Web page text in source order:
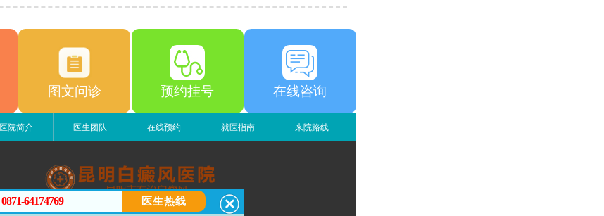
图文问诊 预约挂号 在线咨询
医院简介 医生团队 在线预约 就医指南 来院路线
昆明白癜风医院
0871-64174769 医生热线